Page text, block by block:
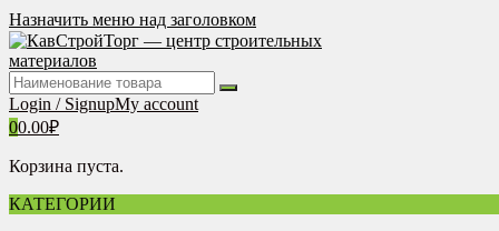
Перейти
к
содержимому
Назначить меню над заголовком
Login / SignupMy account
00.00₽
Корзина пуста.
КАТЕГОРИИ